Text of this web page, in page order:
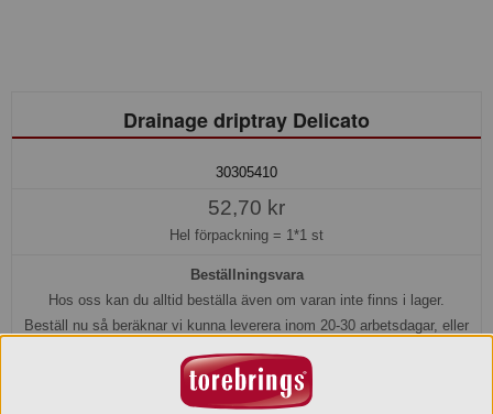
Drainage driptray Delicato
30305410
52,70 kr
Hel förpackning = 1*1 st
Beställningsvara
Hos oss kan du alltid beställa även om varan inte finns i lager.
Beställ nu så beräknar vi kunna leverera inom 20-30 arbetsdagar, eller
senare om du önskar.
Köp »